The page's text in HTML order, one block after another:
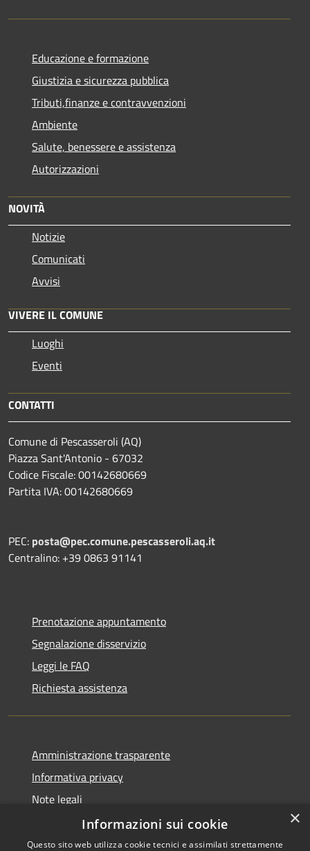
Educazione e formazione
Giustizia e sicurezza pubblica
Tributi,finanze e contravvenzioni
Ambiente
Salute, benessere e assistenza
Autorizzazioni
NOVITÀ
Notizie
Comunicati
Avvisi
VIVERE IL COMUNE
Luoghi
Eventi
CONTATTI
Comune di Pescasseroli (AQ)
Piazza Sant'Antonio - 67032
Codice Fiscale: 00142680669
Partita IVA: 00142680669
PEC: posta@pec.comune.pescasseroli.aq.it
Centralino: +39 0863 91141
Prenotazione appuntamento
Segnalazione disservizio
Leggi le FAQ
Richiesta assistenza
Amministrazione trasparente
Informativa privacy
Note legali
Dichiarazione di accessibilità
×
Informazioni sui cookie
Questo sito web utilizza cookie tecnici e assimilati strettamente